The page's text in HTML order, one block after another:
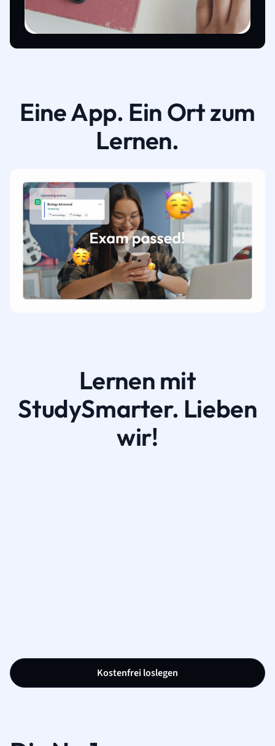
Eine App. Ein Ort zum
Lernen.
Lernen mit
StudySmarter. Lieben
wir!
Kostenfrei loslegen